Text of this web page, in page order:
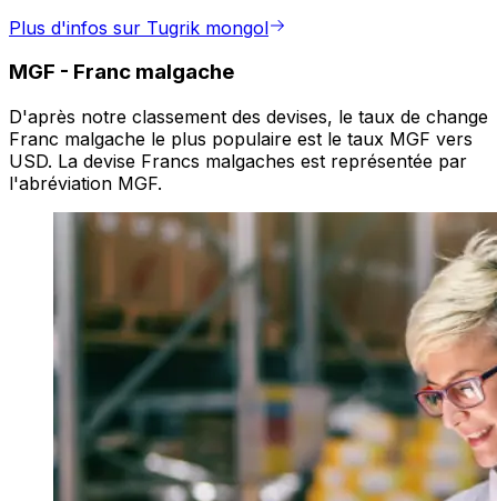
Plus d'infos sur Tugrik mongol
MGF - Franc malgache
D'après notre classement des devises, le taux de change
Franc malgache le plus populaire est le taux MGF vers
USD. La devise Francs malgaches est représentée par
l'abréviation MGF.